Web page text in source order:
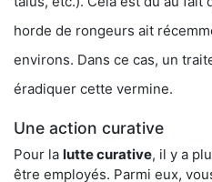
horde de rongeurs ait
environs. Dans ce cas, un
éradiquer cette vermine.
Une action curative
Pour la lutte curative, il y a
être employés. Parmi eux,